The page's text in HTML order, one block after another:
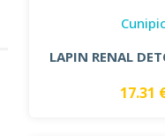
Cunipic
LAPIN RENAL
17.31